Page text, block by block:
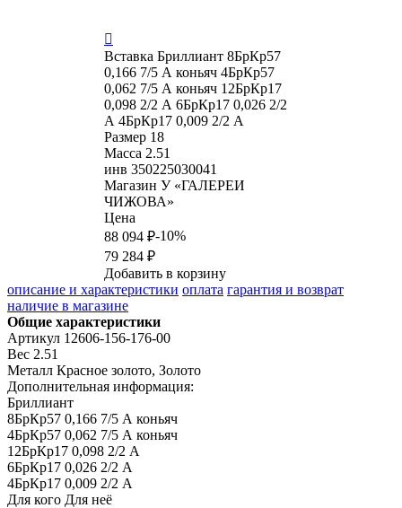

Вставка Бриллиант 8БрКр57
0,166 7/5 А коньяч 4БрКр57
0,062 7/5 А коньяч 12БрКр17
0,098 2/2 А 6БрКр17 0,026 2/2
А 4БрКр17 0,009 2/2 А
Размер 18
Масса 2.51
инв 350225030041
Магазин У «ГАЛЕРЕИ
ЧИЖОВА»
Цена
88 094 ₽-10%
79 284 ₽
Добавить в корзину
описание и характеристики оплата гарантия и возврат
наличие в магазине
Общие характеристики
Артикул 12606-156-176-00
Вес 2.51
Металл Красное золото, Золото
Дополнительная информация:
Бриллиант
8БрКр57 0,166 7/5 А коньяч
4БрКр57 0,062 7/5 А коньяч
12БрКр17 0,098 2/2 А
6БрКр17 0,026 2/2 А
4БрКр17 0,009 2/2 А
Для кого Для неё